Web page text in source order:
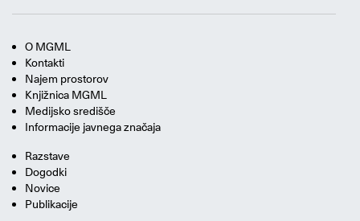
O MGML
Kontakti
Najem prostorov
Knjižnica MGML
Medijsko središče
Informacije javnega značaja
Razstave
Dogodki
Novice
Publikacije